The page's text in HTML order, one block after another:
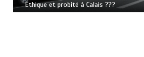
Éthique et probité à Calais ???